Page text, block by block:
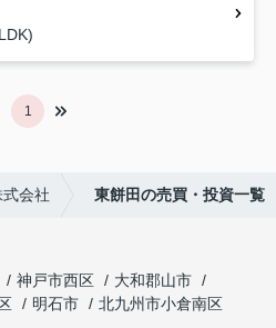
1
会社 東餅田の売買・投資一覧
神戸市西区
大和郡山市
明石市
北九州市小倉南区